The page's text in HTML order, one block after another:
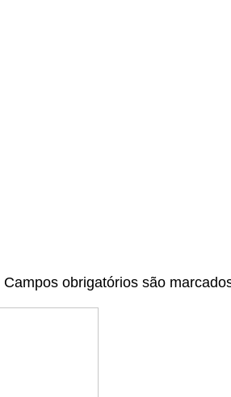
Campos obrigatórios são